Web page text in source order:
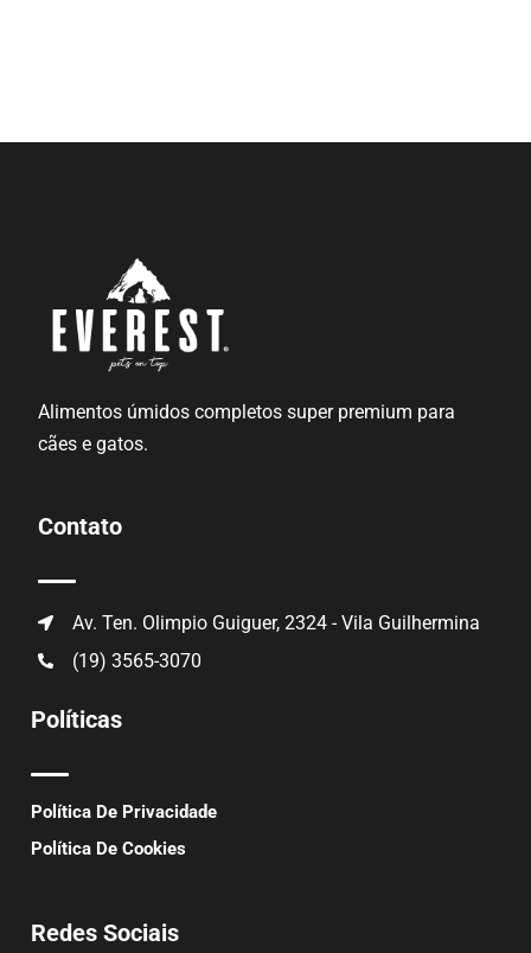
Alimentos úmidos completos super premium para
cães e gatos.
Contato
Av. Ten. Olimpio Guiguer, 2324 - Vila Guilhermina
(19) 3565-3070
Políticas
Política De Privacidade
Política De Cookies
Redes Sociais